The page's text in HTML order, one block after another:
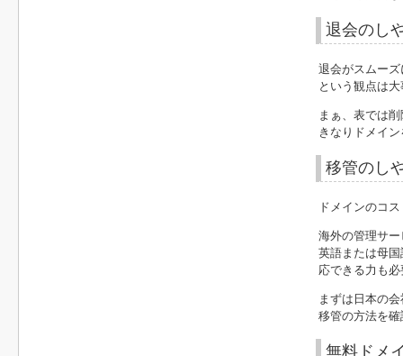
退会のし
退会がスムー
という観点は
まぁ、表では
きなりドメイ
移管のし
ドメインのコ
海外の管理サ
英語または母
応できる力も
まずは日本の
移管の方法を
無料ドメ